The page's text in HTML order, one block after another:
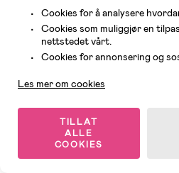
På nettlager
LEGO Friends 42684 Kafé
Enhjørningen
341 kr
Veil. Pris: 499 kr
Cookies for å analysere
Cookies som muliggjør en
nettstedet vårt.
Cookies for annonsering og
Les mer om cookies
TILLAT
ALLE
COOKIES